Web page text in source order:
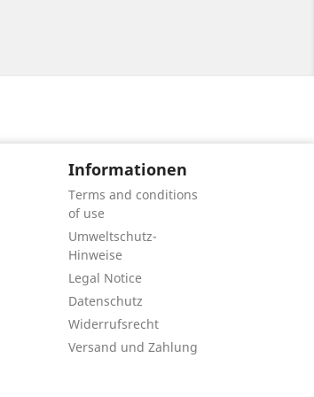
Informationen
Terms and conditions
of use
Umweltschutz-
Hinweise
Legal Notice
Datenschutz
Widerrufsrecht
Versand und Zahlung